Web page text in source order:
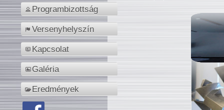
Programbizottság
Versenyhelyszín
Kapcsolat
Galéria
Eredmények